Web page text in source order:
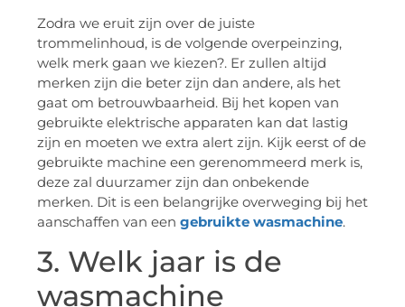
Zodra we eruit zijn over de juiste
trommelinhoud, is de volgende overpeinzing,
welk merk gaan we kiezen?. Er zullen altijd
merken zijn die beter zijn dan andere, als het
gaat om betrouwbaarheid. Bij het kopen van
gebruikte elektrische apparaten kan dat lastig
zijn en moeten we extra alert zijn. Kijk eerst of de
gebruikte machine een gerenommeerd merk is,
deze zal duurzamer zijn dan onbekende
merken. Dit is een belangrijke overweging bij het
aanschaffen van een gebruikte wasmachine.
3. Welk jaar is de
wasmachine